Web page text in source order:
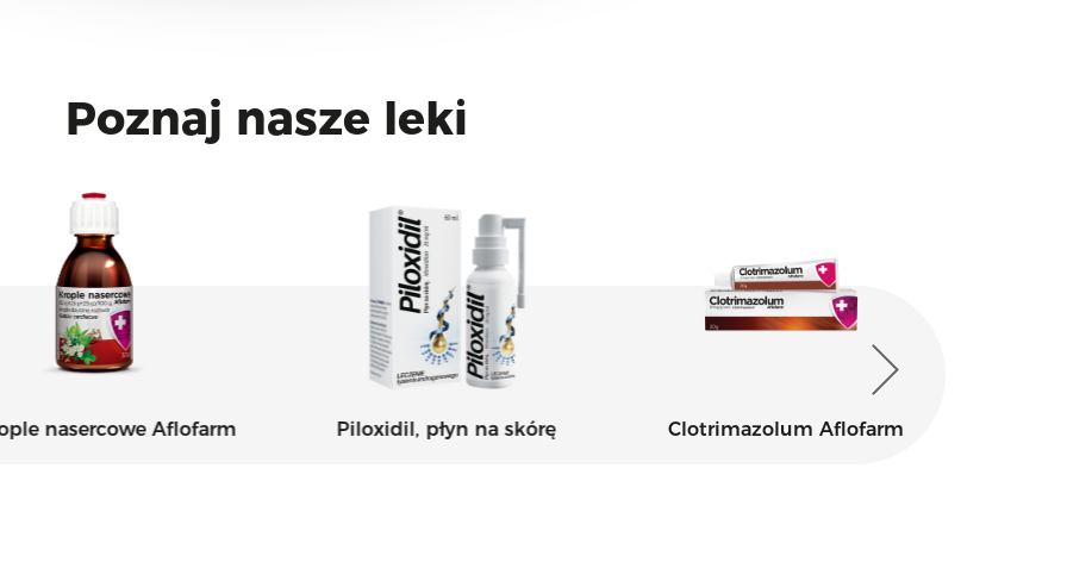
Poznaj nasze leki
nasercowe Aflofarm Piloxidil, płyn na skórę Clotrimazolum Aflofarm